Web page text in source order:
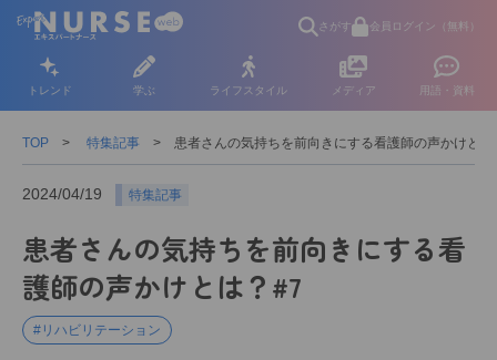
さがす 会員ログイン（無料）
トレンド 学ぶ ライフスタイル メディア 用語・資料
TOP 特集記事 患者さんの気持ちを前向きにする看護師の声かけと
2024/04/19 特集記事
患者さんの気持ちを前向きにする看
護師の声かけとは？#7
#リハビリテーション